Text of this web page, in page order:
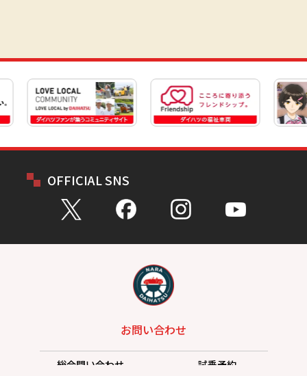
OFFICIAL SNS
お問い合わせ
総合問い合わせ 試乗予約